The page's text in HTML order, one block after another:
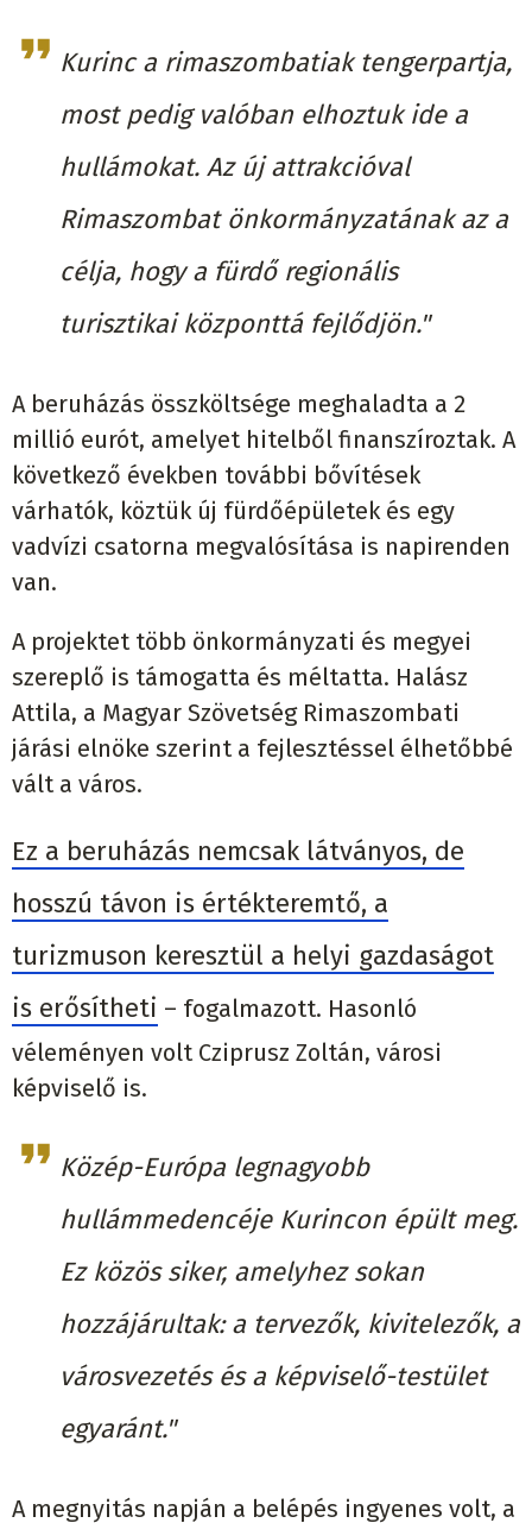
Kurinc a rimaszombatiak tengerpartja,
most pedig valóban elhoztuk ide a
hullámokat. Az új attrakcióval
Rimaszombat önkormányzatának az a
célja, hogy a fürdő regionális
turisztikai központtá fejlődjön."
A beruházás összköltsége meghaladta a 2
millió eurót, amelyet hitelből finanszíroztak. A
következő években további bővítések
várhatók, köztük új fürdőépületek és egy
vadvízi csatorna megvalósítása is napirenden
van.
A projektet több önkormányzati és megyei
szereplő is támogatta és méltatta. Halász
Attila, a Magyar Szövetség Rimaszombati
járási elnöke szerint a fejlesztéssel élhetőbbé
vált a város.
Ez a beruházás nemcsak látványos, de
hosszú távon is értékteremtő, a
turizmuson keresztül a helyi gazdaságot
is erősítheti – fogalmazott. Hasonló
véleményen volt Cziprusz Zoltán, városi
képviselő is.
Közép-Európa legnagyobb
hullámmedencéje Kurincon épült meg.
Ez közös siker, amelyhez sokan
hozzájárultak: a tervezők, kivitelezők, a
városvezetés és a képviselő-testület
egyaránt."
A megnyitás napján a belépés ingyenes volt, a